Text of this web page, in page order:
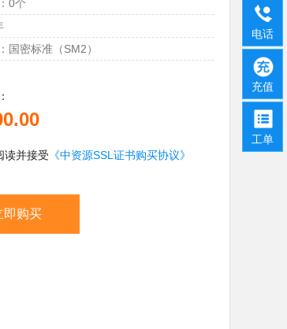
电话
充值
工单
0个
国密标准（SM2）
读并接受 《中资源SSL证书购买协议》
即购买